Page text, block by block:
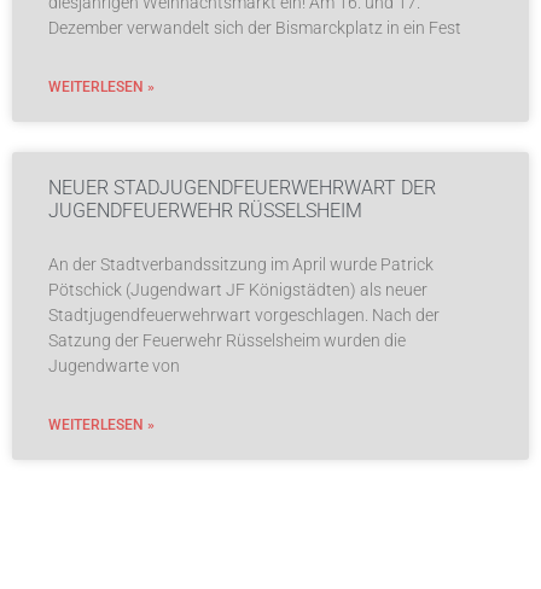
Dezember verwandelt sich der Bismarckplatz in ein Fest
WEITERLESEN »
NEUER STADJUGENDFEUERWEHRWART DER
JUGENDFEUERWEHR RÜSSELSHEIM
An der Stadtverbandssitzung im April wurde Patrick
Pötschick (Jugendwart JF Königstädten) als neuer
Stadtjugendfeuerwehrwart vorgeschlagen. Nach der
Satzung der Feuerwehr Rüsselsheim wurden die
Jugendwarte von
WEITERLESEN »